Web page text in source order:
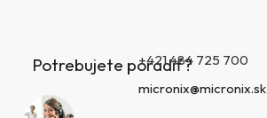
Potrebujete poradiť?+421 484 725 700
micronix@micronix.sk